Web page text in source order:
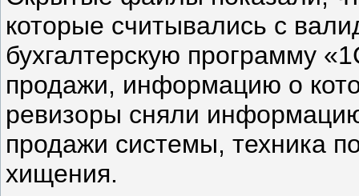
которые считывались с
бухгалтерскую программу
продажи, информацию о
ревизоры сняли
продажи системы, техника
хищения.